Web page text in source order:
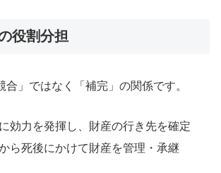
役割分担
合」ではなく「補完」の関係です。
効力を発揮し、財産の行き先を確定
ら死後にかけて財産を管理・承継